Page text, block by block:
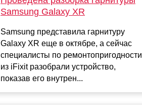
Samsung Galaxy XR
Samsung представила гарнитуру
Galaxy XR еще в октябре, а сейчас
специалисты по ремонтопригодности
из iFixit разобрали устройство,
показав его внутрен...